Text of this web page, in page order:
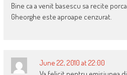
Bine ca a venit basescu sa recite
Gheorghe este aproape cenzurat.
June 22, 2010 at 22:00